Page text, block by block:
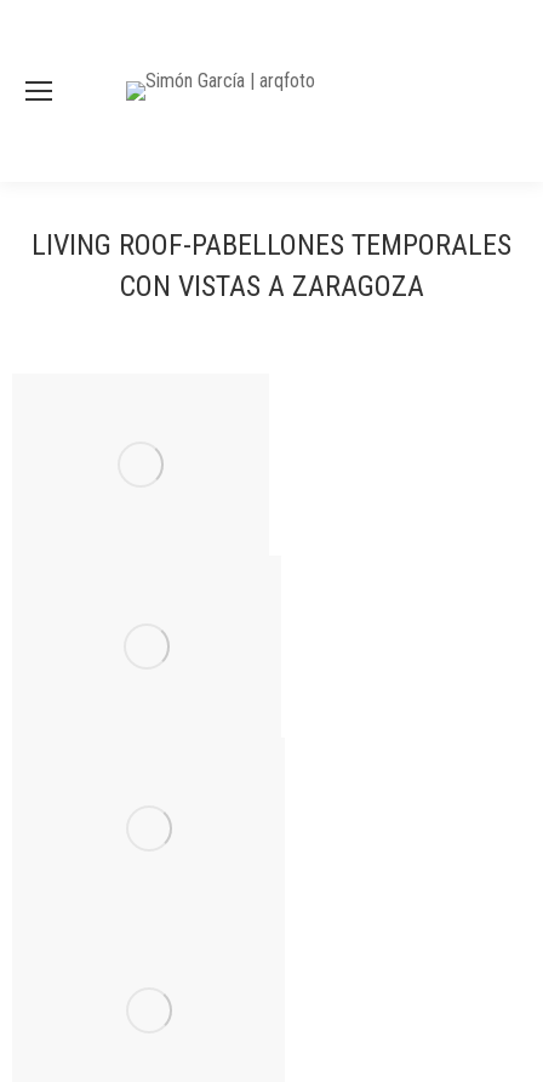
LIVING ROOF-PABELLONES TEMPORALES
CON VISTAS A ZARAGOZA